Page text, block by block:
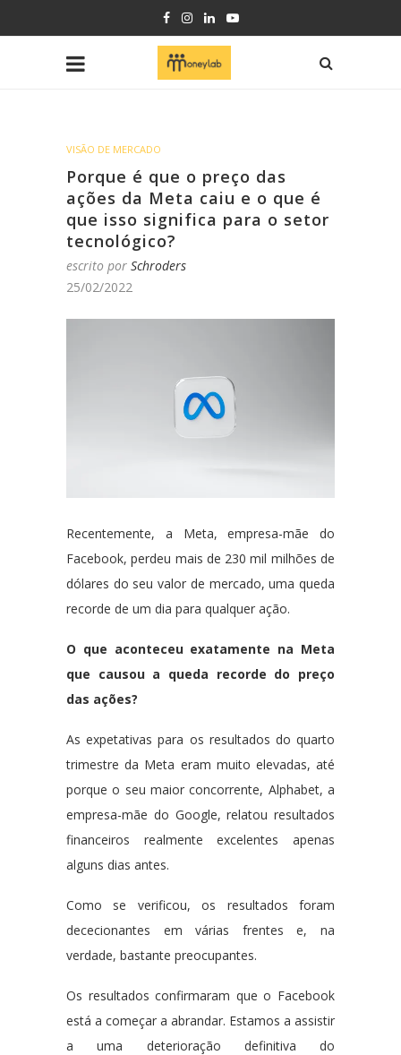
VISÃO DE MERCADO
Porque é que o preço das
ações da Meta caiu e o que é
que isso significa para o setor
tecnológico?
escrito por Schroders
25/02/2022
Recentemente, a Meta, empresa-mãe do
Facebook, perdeu mais de 230 mil milhões de
dólares do seu valor de mercado, uma queda
recorde de um dia para qualquer ação.
O que aconteceu exatamente na Meta
que causou a queda recorde do preço
das ações?
As expetativas para os resultados do quarto
trimestre da Meta eram muito elevadas, até
porque o seu maior concorrente, Alphabet, a
empresa-mãe do Google, relatou resultados
financeiros realmente excelentes apenas
alguns dias antes.
Como se verificou, os resultados foram
dececionantes em várias frentes e, na
verdade, bastante preocupantes.
Os resultados confirmaram que o Facebook
está a começar a abrandar. Estamos a assistir
a uma deterioração definitiva do